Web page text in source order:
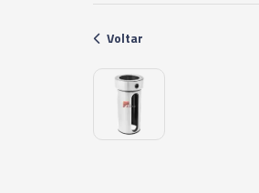
Voltar